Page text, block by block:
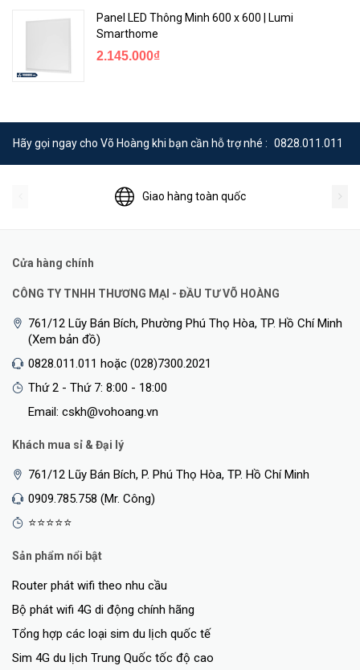
Sử dụng các lệnh thoại đơn giản để bật và tắt đèn spotlight hoặc
Điều Khiển Nhóm - Nhiều Thiết Bị
Nhóm các đèn spotlight thông minh của bạn trong một không gian
để điều khiển liền mạch về độ sáng, màu sắc và hơn thế nữa. Và bật
và tắt đèn và các thiết bị khác của bạn cùng lúc.
Cuộc Sống Xanh Thông Minh Hơn
Panel LED Thông Minh 600 x 600 | Lumi
Smarthome
2.145.000₫
Hãy gọi ngay cho Võ Hoàng khi bạn cần hỗ trợ nhé : 0828.011.011
Giao hàng toàn quốc
Cửa hàng chính
CÔNG TY TNHH THƯƠNG MẠI - ĐẦU TƯ VÕ HOÀNG
761/12 Lũy Bán Bích, Phường Phú Thọ Hòa, TP. Hồ Chí Minh
(Xem bản đồ)
0828.011.011 hoặc (028)7300.2021
Thứ 2 - Thứ 7: 8:00 - 18:00
Email: cskh@vohoang.vn
Khách mua sỉ & Đại lý
761/12 Lũy Bán Bích, P. Phú Thọ Hòa, TP. Hồ Chí Minh
0909.785.758 (Mr. Công)
⭐⭐⭐⭐⭐
Sản phẩm nổi bật
Router phát wifi theo nhu cầu
Bộ phát wifi 4G di động chính hãng
Tổng hợp các loại sim du lịch quốc tế
Sim 4G du lịch Trung Quốc tốc độ cao